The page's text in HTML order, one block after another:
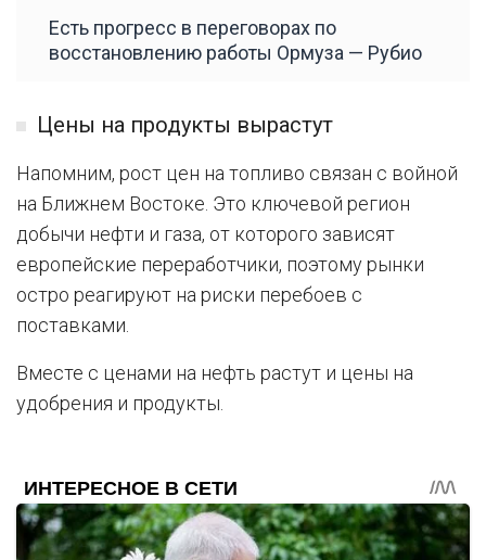
Есть прогресс в переговорах по
восстановлению работы Ормуза — Рубио
Цены на продукты вырастут
Напомним, рост цен на топливо связан с войной
на Ближнем Востоке. Это ключевой регион
добычи нефти и газа, от которого зависят
европейские переработчики, поэтому рынки
остро реагируют на риски перебоев с
поставками.
Вместе с ценами на нефть растут и цены на
удобрения и продукты.